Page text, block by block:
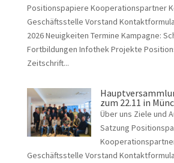
Positionspapiere Kooperationspartner
Geschäftsstelle Vorstand
2026 Neuigkeiten Termine Kampagne:
Fortbildungen Infothek Projekte
Zeitschrift...
zum 22.11 in
Über uns Ziele und
Satzung
Geschäftsstelle Vorstand